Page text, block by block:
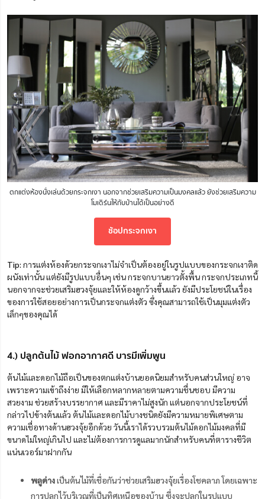
ตกแต่งห้องนั่งเล่นด้วยกระจกเงา นอกจากช่วยเสริมความเป็นมงคลแล้ว ยังช่วยเสริมความ
โมเดิร์นให้กับบ้านได้เป็นอย่างดี
ช้อปกระจกเงา
Tip: การแต่งห้องด้วยกระจกเงาไม่จำเป็นต้องอยู่ในรูปแบบของกระจกเงาติด
ผนังเท่านั้น แต่ยังมีรูปแบบอื่นๆ เช่น กระจกบานยาวตั้งพื้น กระจกประเภทนี้
นอกจากจะช่วยเสริมฮวงจุ้ยและให้ห้องดูกว้างขึ้นแล้ว ยังมีประโยชน์ในเรื่อง
ของการใช้สอยอย่างการเป็นกระจกแต่งตัว ซึ่งคุณสามารถใช้เป็นมุมแต่งตัว
เล็กๆของคุณได้
4.) ปลูกต้นไม้ ฟอกอากาศดี บารมีเพิ่มพูน
ต้นไม้และดอกไม้ถือเป็นของตกแต่งบ้านยอดนิยมสำหรับคนส่วนใหญ่ อาจ
เพราะความเข้าถึงง่าย มีให้เลือกหลากหลายตามความชื่นชอบ มีความ
สวยงาม ช่วยสร้างบรรยากาศ และมีราคาไม่สูงนัก แต่นอกจากประโยชน์ที่
กล่าวไปข้างต้นแล้ว ต้นไม้และดอกไม้บางชนิดยังมีความหมายพิเศษตาม
ความเชื่อทางด้านฮวงจุ้ยอีกด้วย วันนี้เราได้รวบรวมต้นไม้ดอกไม้มงคลที่มี
ขนาดไม่ใหญ่เกินไป และไม่ต้องการการดูแลมากนักสำหรับคนที่ตารางชีวิต
แน่นเวอร์มาฝากกัน
พลูด่างเป็นต้นไม้ที่เชื่อกันว่าช่วยเสริมฮวงจุ้ยเรื่องโชคลาภ โดยเฉพาะ
การปลูกไว้บริเวณที่เป็นทิศเหนือของบ้าน ซึ่งจะปลูกในรูปแบบ